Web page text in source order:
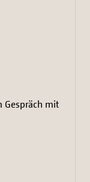
Gespräch mit